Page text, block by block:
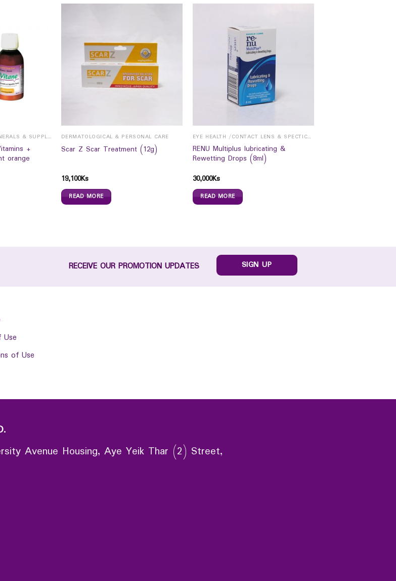
CHILDREN VITAMINS, MINERALS & SUPPLEMENTS
+
orange
DERMATOLOGICAL & PERSONAL CARE
Scar Z Scar Treatment (12g)
19,100Ks
READ MORE
EYE HEALTH /CONTACT LENS & SPECTICALS
RENU Multiplus lubricating &
Rewetting Drops (8ml)
30,000Ks
READ MORE
RECEIVE OUR PROMOTION UPDATES SIGN UP
of Use
Avenue Housing, Aye Yeik Thar (2) Street,